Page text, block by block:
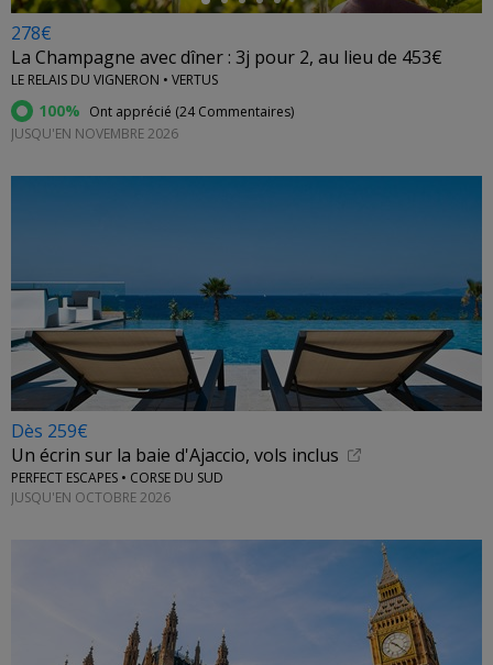
278€
La Champagne avec dîner : 3j pour 2, au lieu de 453€
LE RELAIS DU VIGNERON • VERTUS
100% Ont apprécié (24 Commentaires)
JUSQU'EN NOVEMBRE 2026
Dès 259€
Un écrin sur la baie d'Ajaccio, vols inclus
PERFECT ESCAPES • CORSE DU SUD
JUSQU'EN OCTOBRE 2026